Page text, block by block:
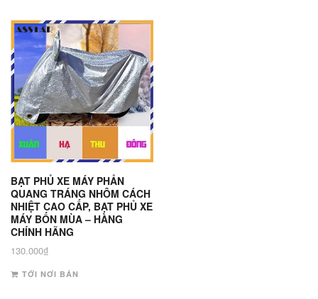
BẠT PHỦ XE MÁY PHẢN
QUANG TRÁNG NHÔM CÁCH
NHIỆT CAO CẤP, BẠT PHỦ XE
MÁY BỐN MÙA – HÀNG
CHÍNH HÃNG
130.000₫
TỚI NƠI BÁN